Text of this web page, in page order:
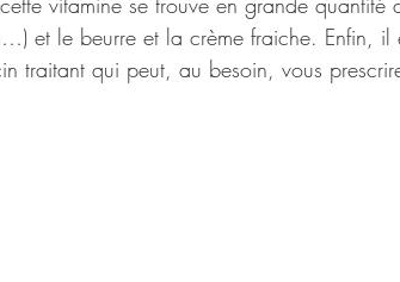
et le beurre et la crème fraiche. Enfin, il
traitant qui peut, au besoin, vous